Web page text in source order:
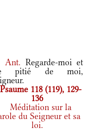
Ant. Regarde-moi et
pitié de moi,
118 (119), 129-
136
Méditation sur la
du Seigneur et sa
loi.